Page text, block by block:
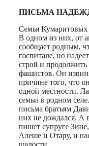
ПИСЬМА
Семья Кумаритовых
В одном из них, от
сообщает родным,
госпитале, но
строй и
фашистов. Он
причине того, что
одной местности.
семьи в родном
письма братьям
них не дождался. А
пишет супруге
Алеше и Отару, и
шалости.